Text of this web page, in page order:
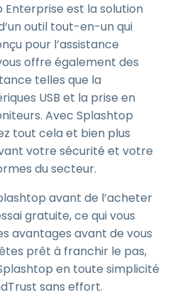
Enterprise est la solution
outil tout-en-un qui
pour l’assistance
offre également des
telles que la
USB et la prise en
Avec Splashtop
tout cela et bien plus
votre sécurité et votre
du secteur.
avant de l’acheter
gratuite, ce qui vous
avantages avant de vous
prêt à franchir le pas,
en toute simplicité
sans effort.